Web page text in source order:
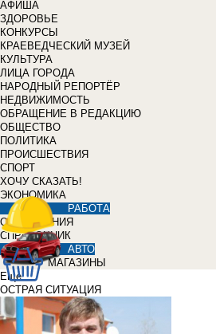
АФИША
ЗДОРОВЬЕ
КОНКУРСЫ
КРАЕВЕДЧЕСКИЙ МУЗЕЙ
КУЛЬТУРА
ЛИЦА ГОРОДА
НАРОДНЫЙ РЕПОРТЁР
НЕДВИЖИМОСТЬ
ОБРАЩЕНИЕ В РЕДАКЦИЮ
ОБЩЕСТВО
ПОЛИТИКА
ПРОИСШЕСТВИЯ
СПОРТ
ХОЧУ СКАЗАТЬ!
ЭКОНОМИКА
РАБОТА
ОБЪЯВЛЕНИЯ
СПРАВОЧНИК
АВТО
МАГАЗИНЫ
Еще
ОСТРАЯ СИТУАЦИЯ